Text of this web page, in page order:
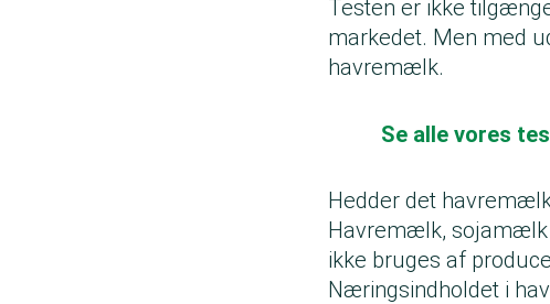
Testen er ikke
markedet. Men med
havremælk.
Se alle vores
Hedder det
Havremælk, sojamælk
ikke bruges af
Næringsindholdet i